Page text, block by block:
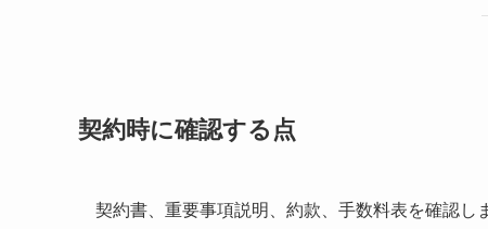
契約時に確認する点
契約書、重要事項説明、約款、手数料表を確認し